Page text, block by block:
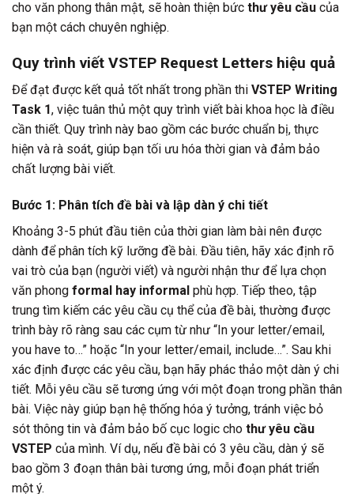
cho văn phong thân mật, sẽ hoàn thiện bức thư yêu cầu của
bạn một cách chuyên nghiệp.
Quy trình viết VSTEP Request Letters hiệu quả
Để đạt được kết quả tốt nhất trong phần thi VSTEP Writing
Task 1, việc tuân thủ một quy trình viết bài khoa học là điều
cần thiết. Quy trình này bao gồm các bước chuẩn bị, thực
hiện và rà soát, giúp bạn tối ưu hóa thời gian và đảm bảo
chất lượng bài viết.
Bước 1: Phân tích đề bài và lập dàn ý chi tiết
Khoảng 3-5 phút đầu tiên của thời gian làm bài nên được
dành để phân tích kỹ lưỡng đề bài. Đầu tiên, hãy xác định rõ
vai trò của bạn (người viết) và người nhận thư để lựa chọn
văn phong formal hay informal phù hợp. Tiếp theo, tập
trung tìm kiếm các yêu cầu cụ thể của đề bài, thường được
trình bày rõ ràng sau các cụm từ như “In your letter/email,
you have to…” hoặc “In your letter/email, include…”. Sau khi
xác định được các yêu cầu, bạn hãy phác thảo một dàn ý chi
tiết. Mỗi yêu cầu sẽ tương ứng với một đoạn trong phần thân
bài. Việc này giúp bạn hệ thống hóa ý tưởng, tránh việc bỏ
sót thông tin và đảm bảo bố cục logic cho thư yêu cầu
VSTEP của mình. Ví dụ, nếu đề bài có 3 yêu cầu, dàn ý sẽ
bao gồm 3 đoạn thân bài tương ứng, mỗi đoạn phát triển
một ý.